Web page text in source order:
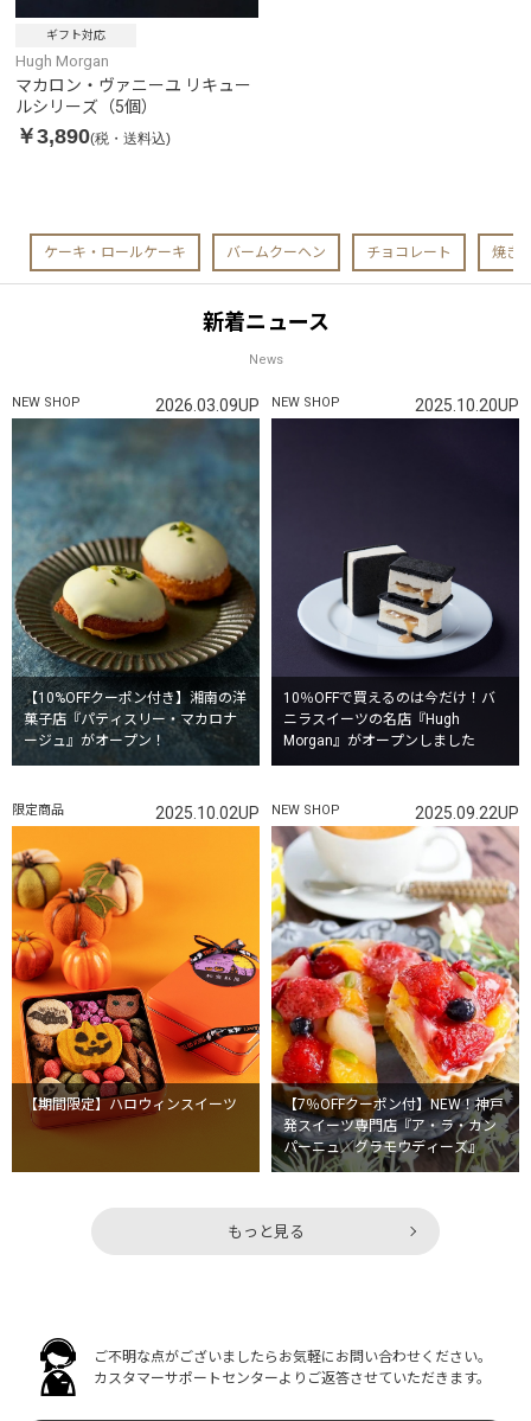
ギフト対応
Hugh Morgan
マカロン・ヴァニーユ リキュー
ルシリーズ（5個）
￥3,890(税・送料込)
ケーキ・ロールケーキ バームクーヘン チョコレート 焼き
新着ニュース
News
【10%OFFクーポン付き】湘南の洋
菓子店『パティスリー・マカロナ
ージュ』がオープン！
NEW SHOP 2026.03.09UP
10％OFFで買えるのは今だけ！バ
ニラスイーツの名店『Hugh
Morgan』がオープンしました
NEW SHOP 2025.10.20UP
【期間限定】ハロウィンスイーツ
限定商品 2025.10.02UP
【7％OFFクーポン付】NEW！神戸
発スイーツ専門店『ア・ラ・カン
パーニュ／グラモウディーズ』
NEW SHOP 2025.09.22UP
もっと見る
ご不明な点がございましたらお気軽にお問い合わせください。
カスタマーサポートセンターよりご返答させていただきます。